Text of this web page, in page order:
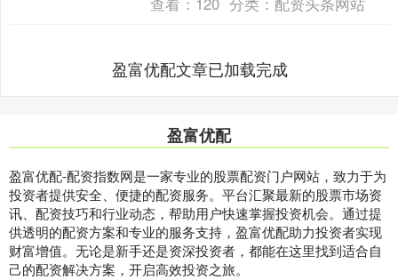
盈富优配文章已加载完成
盈富优配
盈富优配-配资指数网是一家专业的股票配资门户网站，致力于为
投资者提供安全、便捷的配资服务。平台汇聚最新的股票市场资
讯、配资技巧和行业动态，帮助用户快速掌握投资机会。通过提
供透明的配资方案和专业的服务支持，盈富优配助力投资者实现
财富增值。无论是新手还是资深投资者，都能在这里找到适合自
己的配资解决方案，开启高效投资之旅。